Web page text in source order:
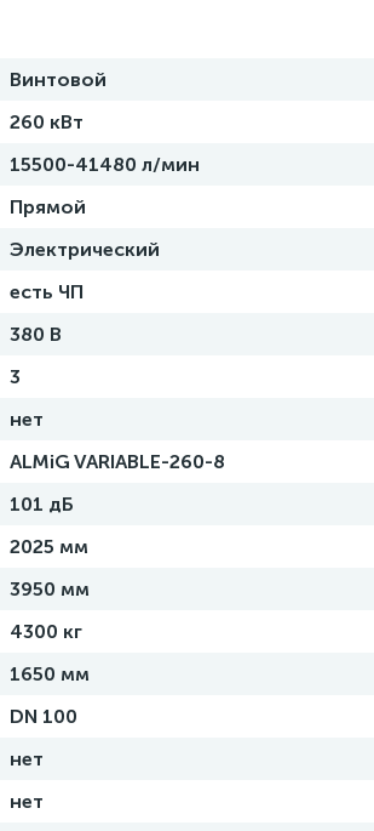
Винтовой
260 кВт
15500-41480 л/мин
Прямой
Электрический
есть ЧП
380 В
3
нет
ALMiG VARIABLE-260-8
101 дБ
2025 мм
3950 мм
4300 кг
1650 мм
DN 100
нет
нет